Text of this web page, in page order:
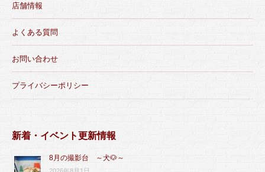
店舗情報
よくある質問
お問い合わせ
プライバシーポリシー
新着・イベント更新情報
8月の撮影台 ～犬🐶～